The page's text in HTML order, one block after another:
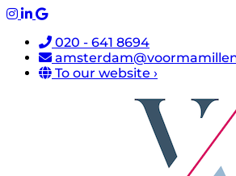
020 - 641 8694
To our website ›